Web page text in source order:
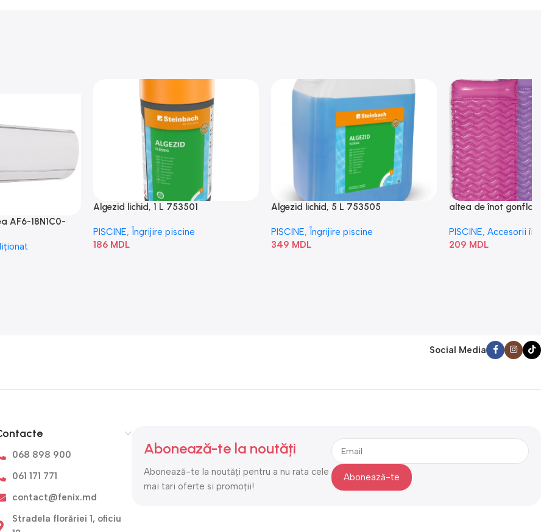
AF6-18N1C0-
Algezid lichid, 1 L 753501
PISCINE, Îngrijire piscine
186 MDL
Algezid lichid, 5 L 753505
PISCINE, Îngrijire piscine
349 MDL
altea de înot
PISCINE, Accesorii
209 MDL
Social Media
068 898 900
061 171 771
contact@fenix.md
Stradela florăriei 1, oficiu
Abonează-te la noutăți
Abonează-te la noutăți pentru a nu rata cele
mai tari oferte si promoții!